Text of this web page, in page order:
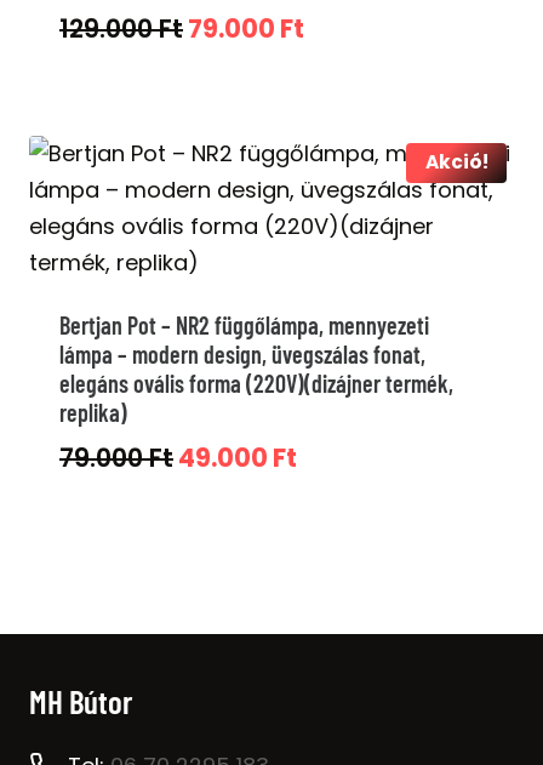
129.000FtOriginal
129.000 Ft.
79.000 Ft
79.000 Ft.Akció!
Bertjan Pot – NR2 függőlámpa, mennyezeti
lámpa – modern design, üvegszálas fonat,
elegáns ovális forma (220V)(dizájner termék,
replika)
79.000FtOriginal
49.000 Ft
MH Bútor